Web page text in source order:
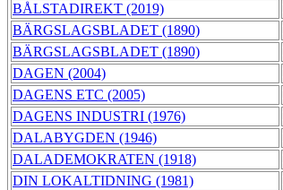
BÅLSTADIREKT (2019)
BÄRGSLAGSBLADET (1890)
BÄRGSLAGSBLADET (1890)
DAGEN (2004)
DAGENS ETC (2005)
DAGENS INDUSTRI (1976)
DALABYGDEN (1946)
DALADEMOKRATEN (1918)
DIN LOKALTIDNING (1981)